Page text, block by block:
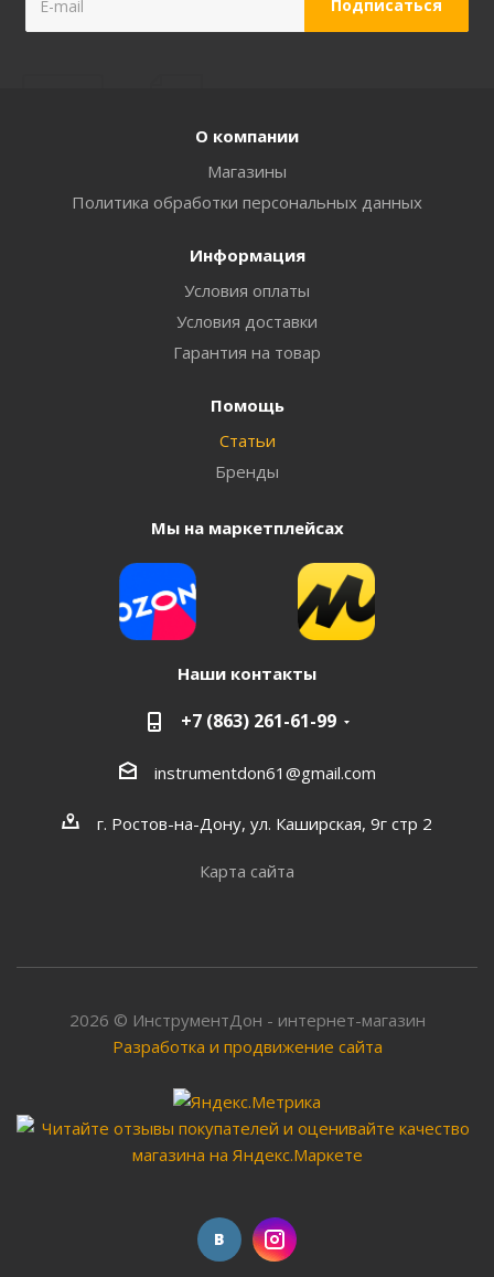
О компании
Магазины
Политика обработки персональных данных
Информация
Условия оплаты
Условия доставки
Гарантия на товар
Помощь
Статьи
Бренды
Мы на маркетплейсах
Наши контакты
+7 (863) 261-61-99
instrumentdon61@gmail.com
г. Ростов-на-Дону, ул. Каширская, 9г стр 2
Карта сайта
2026 © ИнструментДон - интернет-магазин
Разработка и продвижение сайта